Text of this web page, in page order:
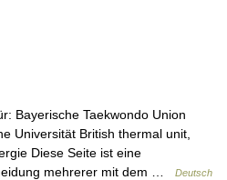
Bayerische Taekwondo Union
Universität British thermal unit,
Diese Seite ist eine
mehrerer mit dem …
Deutsch